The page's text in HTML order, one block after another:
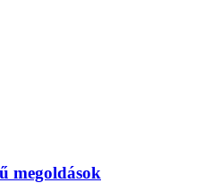
megoldások